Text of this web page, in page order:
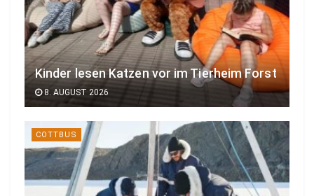
Kinder lesen Katzen vor im Tierheim Forst
8. AUGUST 2026
COTTBUS